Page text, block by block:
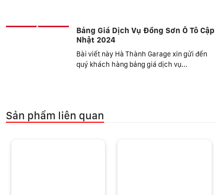
Bảng Giá Dịch Vụ Đồng Sơn Ô Tô Cập
Nhật 2024
Bài viết này Hà Thành Garage xin gửi đến
quý khách hàng bảng giá dịch vụ...
Sản phẩm liên quan